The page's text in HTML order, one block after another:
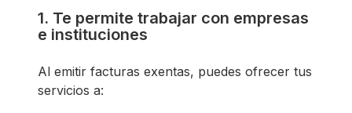
1. Te permite trabajar con empresas
e instituciones
Al emitir facturas exentas, puedes ofrecer tus
servicios a: